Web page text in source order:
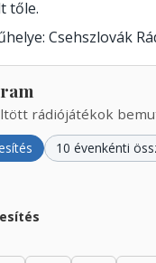
tőle.
Csehszlovák
rádiójátékok
10 évenkénti